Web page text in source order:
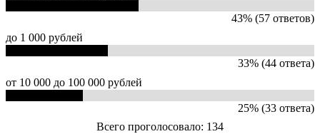
43% (57 ответов)
до 1 000 рублей
33% (44 ответа)
от 10 000 до 100 000 рублей
25% (33 ответа)
Всего проголосовало: 134